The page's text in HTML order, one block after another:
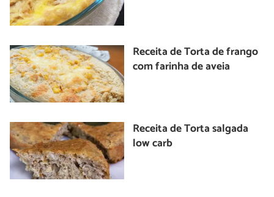
Receita de Torta de frango
com farinha de aveia
Receita de Torta salgada
low carb